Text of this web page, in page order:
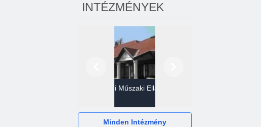
INTÉZMÉNYEK
Gazdasági Műszaki Ellátó
Minden Intézmény